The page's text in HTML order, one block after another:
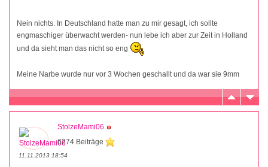
Nein nichts. In Deutschland hatte man zu mir gesagt, ich sollte
engmaschiger überwacht werden- nun lebe ich aber zur Zeit in Holland
und da sieht man das nicht so eng
Meine Narbe wurde nur vor 3 Wochen geschallt und da war sie 9mm
StolzeMami06
6274 Beiträge
11.11.2013 18:54